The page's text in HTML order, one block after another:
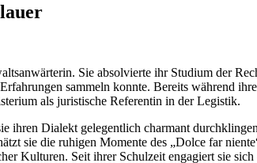
Sie absolvierte ihr Studium der
sammeln konnte. Bereits während
als juristische Referentin in der Legistik.
ihren Dialekt gelegentlich charmant
sie die ruhigen Momente des „Dolce far
Kulturen. Seit ihrer Schulzeit engagiert sie